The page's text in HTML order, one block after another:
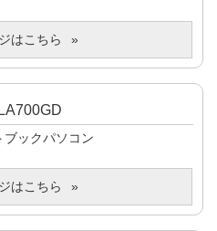
はこちら
ブックパソコン
はこちら